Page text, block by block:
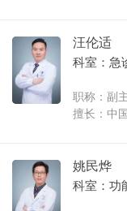
造诣。目
操作，尤
汪伦适
科室：急
职称：副
擅长：中
康复医学
医学专业
姚民烨
科室：功